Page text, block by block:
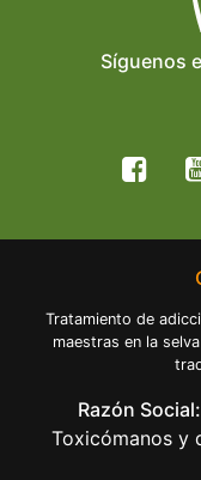
Síguenos
Tratamiento de
maestras en la
Razón Social:
Toxicómanos y